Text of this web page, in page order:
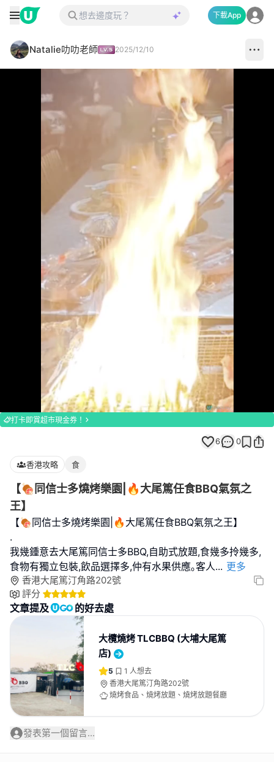
下載App
Natalie叻叻老師 2025/12/10
Loaded
:
100.00%
打卡即賞超市現金券！
6 0
香港攻略 食
【🍖同信士多燒烤樂園|🔥大尾篤任食BBQ氣氛之
王】
【🍖同信士多燒烤樂園|🔥大尾篤任食BBQ氣氛之王】
.
我幾鍾意去大尾篤同信士多BBQ,自助式放題,食幾多拎幾多,
食物有獨立包裝,飲品選擇多,仲有水果供應｡客人... 更多
香港大尾篤汀角路202號
評分
文章提及 的好去處
大欖燒烤 TLCBBQ (大埔大尾篤
店)
5 1 人想去
香港大尾篤汀角路202號
燒烤食品、燒烤放題、燒烤放題餐廳
發表第一個留言...